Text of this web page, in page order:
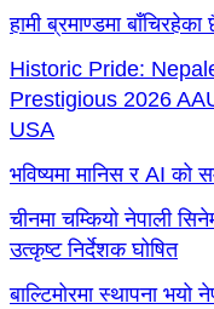
हामी ब्रमाण्डमा
Historic Pride:
Prestigious 2026
USA
भविष्यमा मानिस र AI को
चीनमा चम्कियो नेपाली
उत्कृष्ट निर्देशक घोषित
बाल्टिमोरमा स्थापना